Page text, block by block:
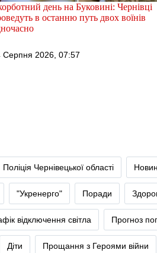
день на Буковині: Чернівці
в останню путь двох воїнів
Серпня 2026, 07:57
Поліція Чернівецької області
"Укренерго" Поради
відключення світла Прогноз
Діти Прощання з Героями війни